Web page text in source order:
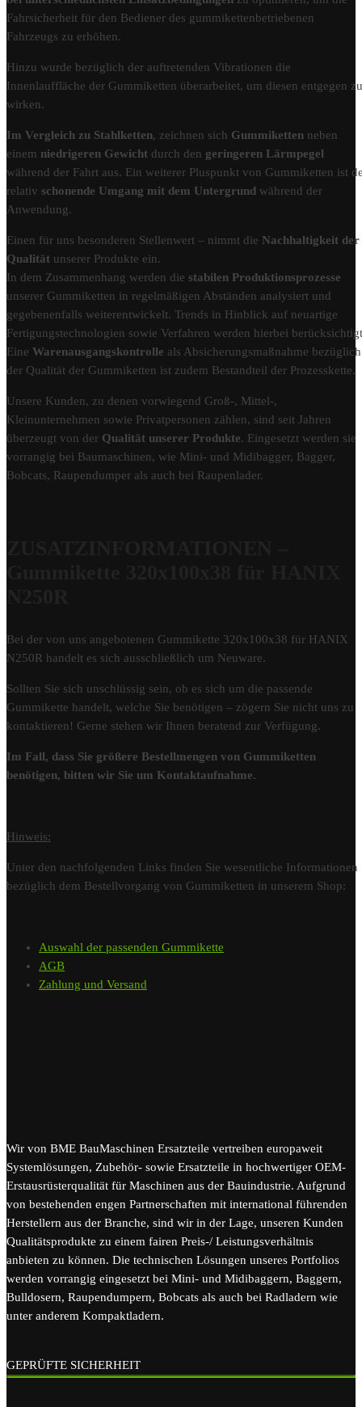
Fahrsicherheit für den Bediener des gummikettenbetriebenen
Fahrzeugs zu erhöhen.
Hinzu wurde bezüglich der auftretenden Vibrationen die
Innenlauffläche der Gummiketten überarbeitet, um diesen entgegen zu
wirken.
Im Vergleich zu Stahlketten, zeichnen sich Gummiketten neben
einem niedrigeren Gewicht durch den geringeren Lärmpegel
während der Fahrt aus. Ein weiterer Pluspunkt von Gummiketten ist
relativ schonende Umgang mit dem Untergrund während der
Anwendung.
Einen für uns besonderen Stellenwert – nimmt die Nachhaltigkeit der
Qualität unserer Produkte ein.
In dem Zusammenhang werden die stabilen Produktionsprozesse
unserer Gummiketten in regelmäßigen Abständen analysiert und
gegebenenfalls weiterentwickelt. Trends in Hinblick auf neuartige
Fertigungstechnologien sowie Verfahren werden hierbei
Eine Warenausgangskontrolle als Absicherungsmaßnahme bezüglich
der Qualität der Gummiketten ist zudem Bestandteil der Prozesskette.
Unsere Kunden, zu denen vorwiegend Groß-, Mittel-,
Kleinunternehmen sowie Privatpersonen zählen, sind seit Jahren
überzeugt von der Qualität unserer Produkte. Eingesetzt werden sie
vorrangig bei Baumaschinen, wie Mini- und Midibagger, Bagger,
Bobcats, Raupendumper als auch bei Raupenlader.
Bei der von uns angebotenen Gummikette 320x100x38 für HANIX
N250R handelt es sich ausschließlich um Neuware.
Sollten Sie sich unschlüssig sein, ob es sich um die passende
Gummikette handelt, welche Sie benötigen – zögern Sie nicht uns zu
kontaktieren! Gerne stehen wir Ihnen beratend zur Verfügung.
Im Fall, dass Sie größere Bestellmengen von Gummiketten
benötigen, bitten wir Sie um Kontaktaufnahme.
Hinweis:
Unter den nachfolgenden Links finden Sie wesentliche Informationen
bezüglich dem Bestellvorgang von Gummiketten in unserem Shop:
Auswahl der passenden Gummikette
AGB
Zahlung und Versand
Wir von BME BauMaschinen Ersatzteile vertreiben europaweit
Systemlösungen, Zubehör- sowie Ersatzteile in hochwertiger OEM-
Erstausrüsterqualität für Maschinen aus der Bauindustrie. Aufgrund
von bestehenden engen Partnerschaften mit international führenden
Herstellern aus der Branche, sind wir in der Lage, unseren Kunden
Qualitätsprodukte zu einem fairen Preis-/ Leistungsverhältnis
anbieten zu können. Die technischen Lösungen unseres Portfolios
werden vorrangig eingesetzt bei Mini- und Midibaggern, Baggern,
Bulldosern, Raupendumpern, Bobcats als auch bei Radladern wie
unter anderem Kompaktladern.
GEPRÜFTE SICHERHEIT